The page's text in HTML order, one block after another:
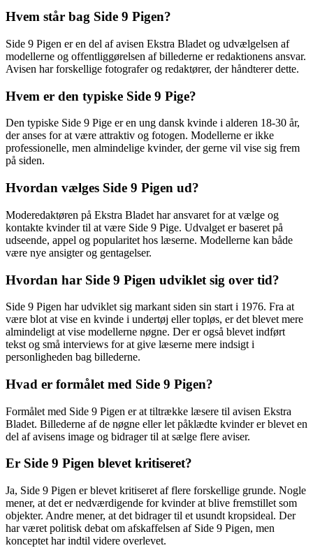
Hvem står bag Side 9 Pigen?
Side 9 Pigen er en del af avisen Ekstra Bladet og udvælgelsen af
modellerne og offentliggørelsen af billederne er redaktionens ansvar.
Avisen har forskellige fotografer og redaktører, der håndterer dette.
Hvem er den typiske Side 9 Pige?
Den typiske Side 9 Pige er en ung dansk kvinde i alderen 18-30 år,
der anses for at være attraktiv og fotogen. Modellerne er ikke
professionelle, men almindelige kvinder, der gerne vil vise sig frem
på siden.
Hvordan vælges Side 9 Pigen ud?
Moderedaktøren på Ekstra Bladet har ansvaret for at vælge og
kontakte kvinder til at være Side 9 Pige. Udvalget er baseret på
udseende, appel og popularitet hos læserne. Modellerne kan både
være nye ansigter og gentagelser.
Hvordan har Side 9 Pigen udviklet sig over tid?
Side 9 Pigen har udviklet sig markant siden sin start i 1976. Fra at
være blot at vise en kvinde i undertøj eller topløs, er det blevet mere
almindeligt at vise modellerne nøgne. Der er også blevet indført
tekst og små interviews for at give læserne mere indsigt i
personligheden bag billederne.
Hvad er formålet med Side 9 Pigen?
Formålet med Side 9 Pigen er at tiltrække læsere til avisen Ekstra
Bladet. Billederne af de nøgne eller let påklædte kvinder er blevet en
del af avisens image og bidrager til at sælge flere aviser.
Er Side 9 Pigen blevet kritiseret?
Ja, Side 9 Pigen er blevet kritiseret af flere forskellige grunde. Nogle
mener, at det er nedværdigende for kvinder at blive fremstillet som
objekter. Andre mener, at det bidrager til et usundt kropsideal. Der
har været politisk debat om afskaffelsen af Side 9 Pigen, men
konceptet har indtil videre overlevet.